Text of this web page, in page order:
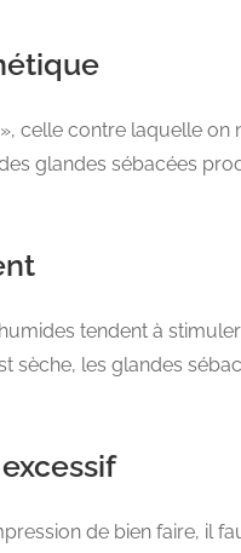
celle contre laquelle
glandes sébacées
tendent à
sèche, les glandes
de bien faire, il